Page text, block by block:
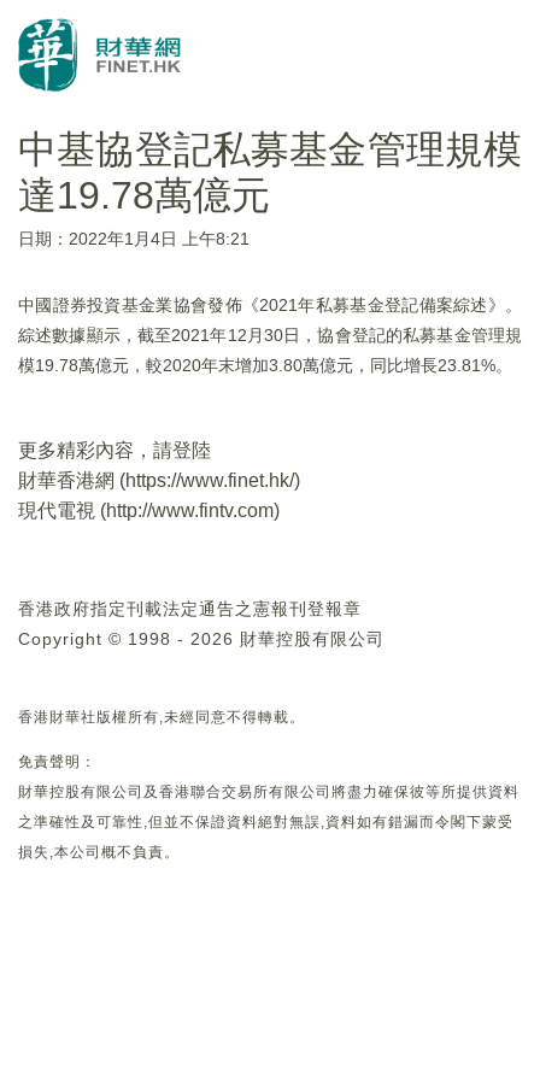
中基協登記私募基金管理規模
達19.78萬億元
日期：2022年1月4日 上午8:21
中國證券投資基金業協會發佈《2021年私募基金登記備案綜述》。
綜述數據顯示，截至2021年12月30日，協會登記的私募基金管理規
模19.78萬億元，較2020年末增加3.80萬億元，同比增長23.81%。
更多精彩內容，請登陸
財華香港網 (https://www.finet.hk/)
現代電視 (http://www.fintv.com)
香港政府指定刊載法定通告之憲報刊登報章
Copyright © 1998 - 2026 財華控股有限公司
香港財華社版權所有,未經同意不得轉載。
免責聲明：
財華控股有限公司及香港聯合交易所有限公司將盡力確保彼等所提供資料
之準確性及可靠性,但並不保證資料絕對無誤,資料如有錯漏而令閣下蒙受
損失,本公司概不負責。